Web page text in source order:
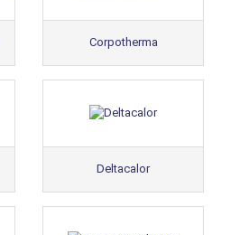
Corpotherma
Deltacalor